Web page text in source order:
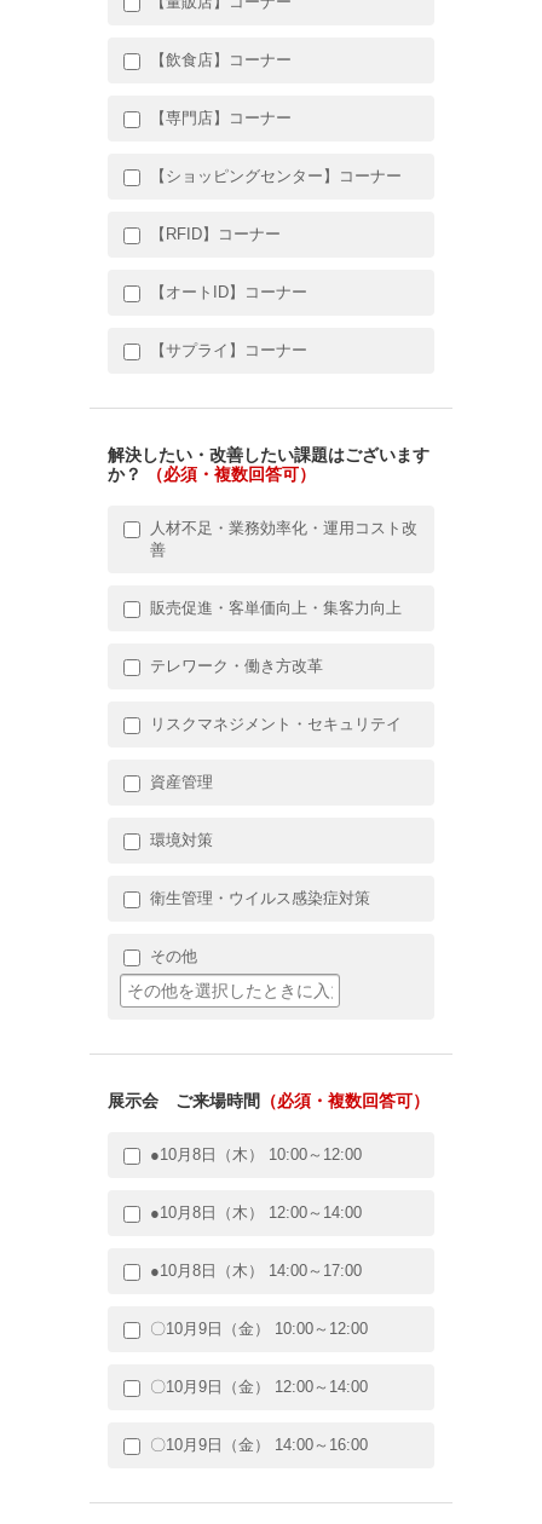
【飲食店】コーナー
【専門店】コーナー
【ショッピングセンター】コーナー
【RFID】コーナー
【オートID】コーナー
【サプライ】コーナー
解決したい・改善したい課題はございます
か？
（必須・複数回答可）
人材不足・業務効率化・運用コスト改
善
販売促進・客単価向上・集客力向上
テレワーク・働き方改革
リスクマネジメント・セキュリテイ
資産管理
環境対策
衛生管理・ウイルス感染症対策
その他
展示会 ご来場時間 （必須・複数回答可）
●10月8日（木） 10:00～12:00
●10月8日（木） 12:00～14:00
●10月8日（木） 14:00～17:00
〇10月9日（金） 10:00～12:00
〇10月9日（金） 12:00～14:00
〇10月9日（金） 14:00～16:00